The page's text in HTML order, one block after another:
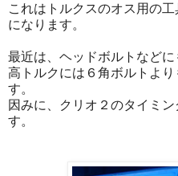
これはトルクスのオス用の
になります。
最近は、ヘッドボルトなどに
高トルクには６角ボルトよ
す。
因みに、クリオ２のタイミ
す。